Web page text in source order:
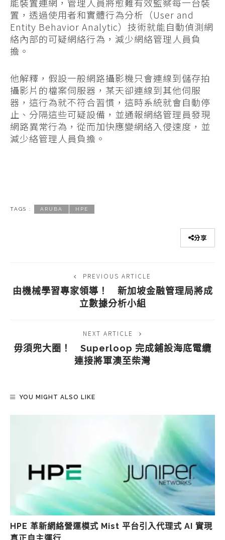
置，透過使用者和實體行為分析（User and
Entity Behavior Analytic）技術就能自動偵測網
絡內部的可疑網絡行為，減少網絡管理人員負
擔。
他解釋，假設一般網路攝影機只會連線到儲存拍
攝影片的檔案伺服器，某天卻連線到其他伺服
器，這行為就不符合習慣，這時系統就會自動停
止、分隔這些可疑設備，並通報網絡管理員發現
網路異常行為，從而加快應變網絡入侵速度，並
減少絡管理人員負擔。
TAGS : ARUBA HPE
分享
PREVIOUS ARTICLE
由機械學習專家領導！ 新加坡金融管理局將成
立數據分析小組
NEXT ARTICLE
毋須兜大圈！ Superloop 完成鋪設海底電纜
連接將軍澳至柴灣
YOU MIGHT ALSO LIKE
HPE 革新網絡營運模式 Mist 平台引入代理式 AI 實現